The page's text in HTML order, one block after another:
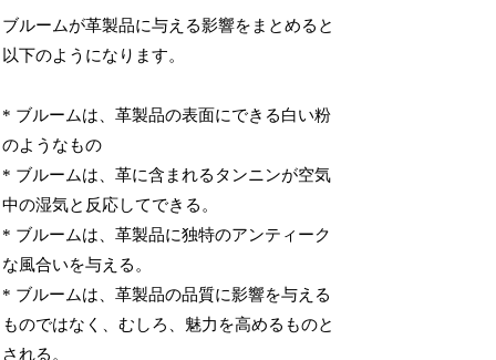
ブルームが革製品に与える影響をまとめると
以下のようになります。
* ブルームは、革製品の表面にできる白い粉
のようなもの
* ブルームは、革に含まれるタンニンが空気
中の湿気と反応してできる。
* ブルームは、革製品に独特のアンティーク
な風合いを与える。
* ブルームは、革製品の品質に影響を与える
ものではなく、むしろ、魅力を高めるものと
される。